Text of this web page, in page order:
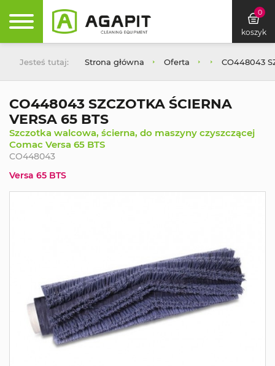
0
koszyk
Jesteś tutaj: Strona główna Oferta CO448043
CO448043 SZCZOTKA ŚCIERNA
VERSA 65 BTS
Szczotka walcowa, ścierna, do maszyny czyszczącej
Comac Versa 65 BTS
CO448043
Versa 65 BTS